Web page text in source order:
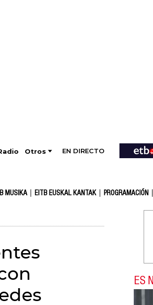
Otros EN DIRECTO
MUSIKA EITB EUSKAL KANTAK PROGRAMACIÓN
ES